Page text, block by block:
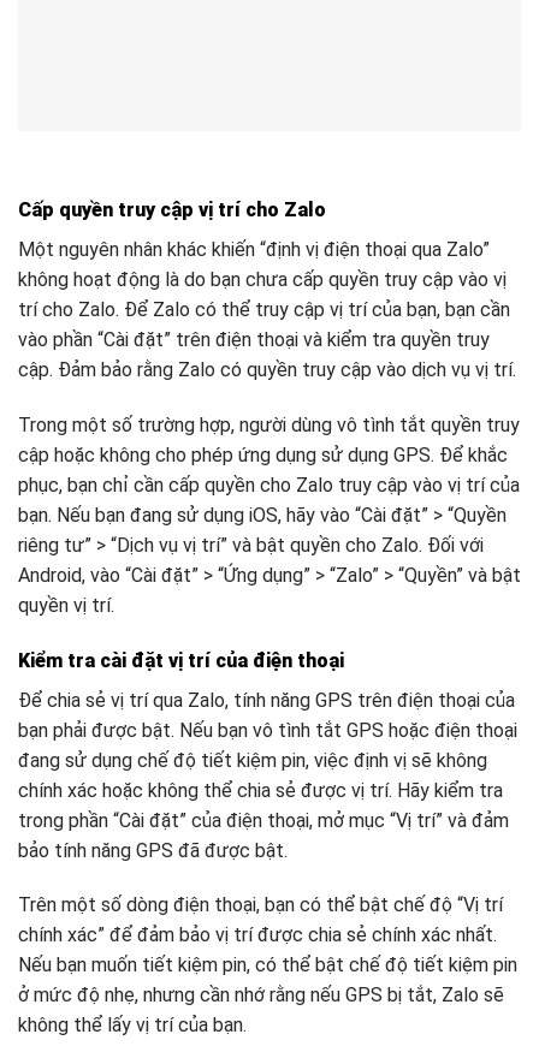
Cấp quyền truy cập vị trí cho Zalo
Một nguyên nhân khác khiến “định vị điện thoại qua Zalo”
không hoạt động là do bạn chưa cấp quyền truy cập vào vị
trí cho Zalo. Để Zalo có thể truy cập vị trí của bạn, bạn cần
vào phần “Cài đặt” trên điện thoại và kiểm tra quyền truy
cập. Đảm bảo rằng Zalo có quyền truy cập vào dịch vụ vị trí.
Trong một số trường hợp, người dùng vô tình tắt quyền truy
cập hoặc không cho phép ứng dụng sử dụng GPS. Để khắc
phục, bạn chỉ cần cấp quyền cho Zalo truy cập vào vị trí của
bạn. Nếu bạn đang sử dụng iOS, hãy vào “Cài đặt” > “Quyền
riêng tư” > “Dịch vụ vị trí” và bật quyền cho Zalo. Đối với
Android, vào “Cài đặt” > “Ứng dụng” > “Zalo” > “Quyền” và bật
quyền vị trí.
Kiểm tra cài đặt vị trí của điện thoại
Để chia sẻ vị trí qua Zalo, tính năng GPS trên điện thoại của
bạn phải được bật. Nếu bạn vô tình tắt GPS hoặc điện thoại
đang sử dụng chế độ tiết kiệm pin, việc định vị sẽ không
chính xác hoặc không thể chia sẻ được vị trí. Hãy kiểm tra
trong phần “Cài đặt” của điện thoại, mở mục “Vị trí” và đảm
bảo tính năng GPS đã được bật.
Trên một số dòng điện thoại, bạn có thể bật chế độ “Vị trí
chính xác” để đảm bảo vị trí được chia sẻ chính xác nhất.
Nếu bạn muốn tiết kiệm pin, có thể bật chế độ tiết kiệm pin
ở mức độ nhẹ, nhưng cần nhớ rằng nếu GPS bị tắt, Zalo sẽ
không thể lấy vị trí của bạn.